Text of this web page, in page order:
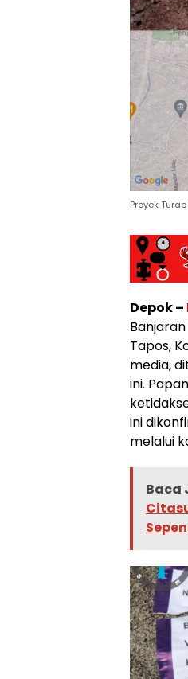
Proyek
Depok –
Tapos,
media,
ini.
ini
melalui
Baca